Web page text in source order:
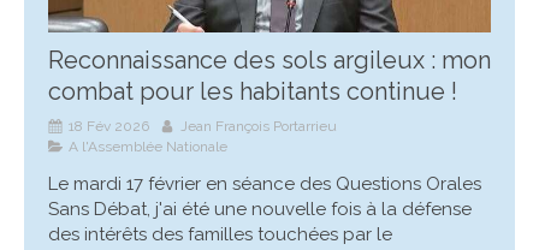
Reconnaissance des sols argileux : mon
combat pour les habitants continue !
18 Fév 2026
Jean François Portarrieu
A l'Assemblée Nationale
Le mardi 17 février en séance des Questions Orales
Sans Débat, j'ai été une nouvelle fois à la défense
des intérêts des familles touchées par le